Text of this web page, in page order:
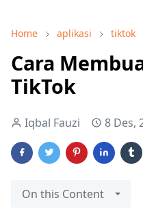
Home aplikasi tiktok
Cara
TikTok
Iqbal Fauzi 8 Des,
On this Content